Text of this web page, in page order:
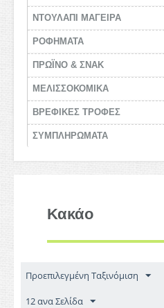
ΝΤΟΥΛΑΠΙ ΜΑΓΕΙΡΑ
ΡΟΦΗΜΑΤΑ
ΠΡΩΪΝΟ & ΣΝΑΚ
ΜΕΛΙΣΣΟΚΟΜΙΚΑ
BΡΕΦΙΚΕΣ ΤΡΟΦΕΣ
ΣΥΜΠΛΗΡΩΜΑΤΑ
Κακάο
Προεπιλεγμένη Ταξινόμιση
12 ανα Σελίδα